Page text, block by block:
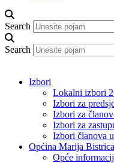
Search
Search
Izbori
Lokalni izbori
Izbori za
Izbori za
Izbori za
Izbori članova
Općina Marija Bistrica
Opće